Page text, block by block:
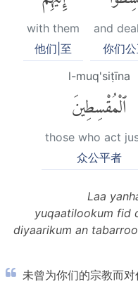
and
你们
with them
他们|至
l-muq'siṭīna
ٱلْمُقْسِطِينَ
those who act
众公平者
Laa
yuqaatilookum fid
diyaarikum an
未曾为你们的宗教而